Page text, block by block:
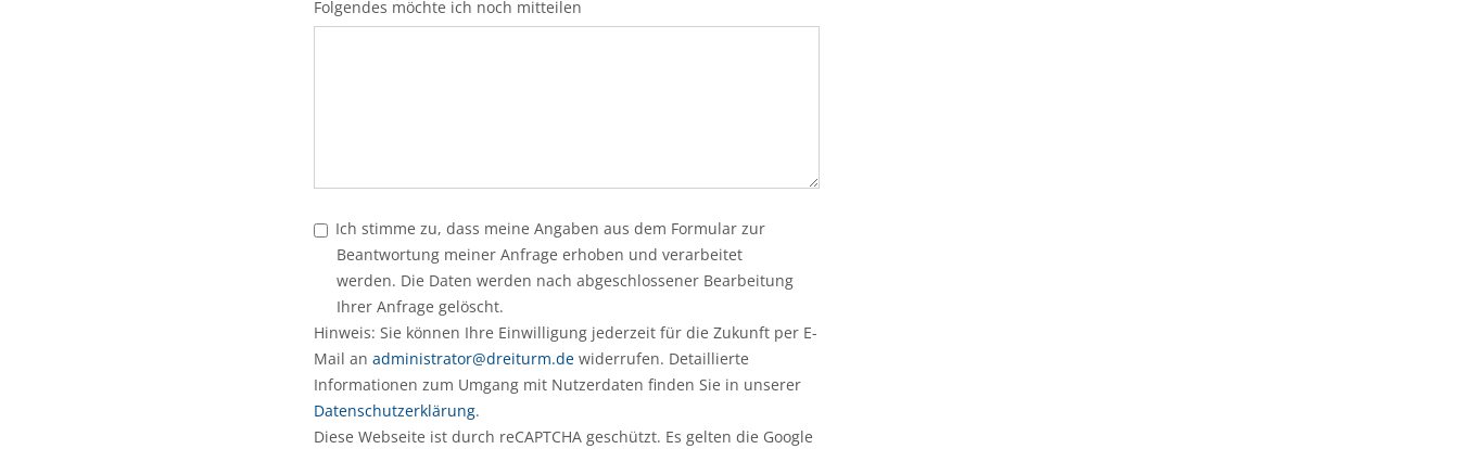
Bitte lasse dieses Feld leer.
Folgendes möchte ich noch mitteilen
Ich stimme zu, dass meine Angaben aus dem Formular zur
Beantwortung meiner Anfrage erhoben und verarbeitet
werden. Die Daten werden nach abgeschlossener Bearbeitung
Ihrer Anfrage gelöscht.
Hinweis: Sie können Ihre Einwilligung jederzeit für die Zukunft per E-
Mail an administrator@dreiturm.dewiderrufen. Detaillierte
Informationen zum Umgang mit Nutzerdaten finden Sie in unserer
Datenschutzerklärung.
Diese Webseite ist durch reCAPTCHA geschützt. Es gelten die Google